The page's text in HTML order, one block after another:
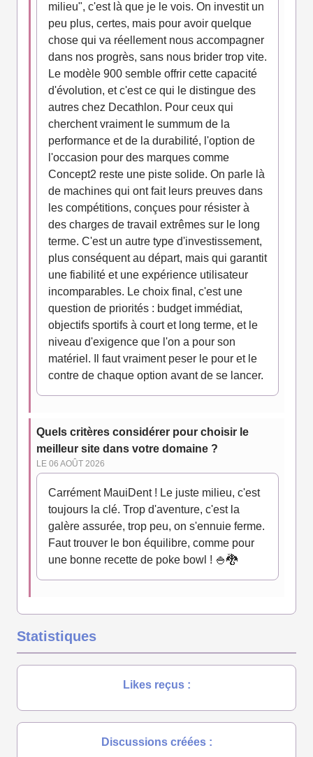
milieu", c'est là que je le vois. On investit un
peu plus, certes, mais pour avoir quelque
chose qui va réellement nous accompagner
dans nos progrès, sans nous brider trop vite.
Le modèle 900 semble offrir cette capacité
d'évolution, et c'est ce qui le distingue des
autres chez Decathlon. Pour ceux qui
cherchent vraiment le summum de la
performance et de la durabilité, l'option de
l'occasion pour des marques comme
Concept2 reste une piste solide. On parle là
de machines qui ont fait leurs preuves dans
les compétitions, conçues pour résister à
des charges de travail extrêmes sur le long
terme. C'est un autre type d'investissement,
plus conséquent au départ, mais qui garantit
une fiabilité et une expérience utilisateur
incomparables. Le choix final, c'est une
question de priorités : budget immédiat,
objectifs sportifs à court et long terme, et le
niveau d'exigence que l'on a pour son
matériel. Il faut vraiment peser le pour et le
contre de chaque option avant de se lancer.
Quels critères considérer pour choisir le
meilleur site dans votre domaine ?
LE 06 AOÛT 2026
Carrément MauiDent ! Le juste milieu, c'est
toujours la clé. Trop d'aventure, c'est la
galère assurée, trop peu, on s'ennuie ferme.
Faut trouver le bon équilibre, comme pour
une bonne recette de poke bowl ! 🍚🐉
Statistiques
Likes reçus :
Discussions créées :